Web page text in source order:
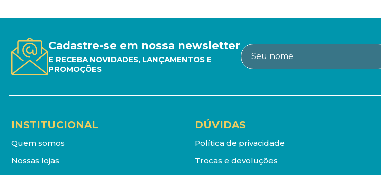
Cadastre-se em nossa newsletter
E RECEBA NOVIDADES, LANÇAMENTOS E
PROMOÇÕES
INSTITUCIONAL
Quem somos
Nossas lojas
DÚVIDAS
Política de privacidade
Trocas e devoluções